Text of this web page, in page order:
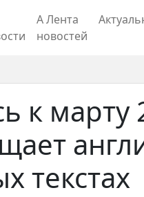
А Лента
новостей
к
текстах